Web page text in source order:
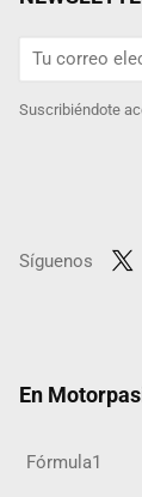
Suscribiéndote
Síguenos
En
Fórmula1